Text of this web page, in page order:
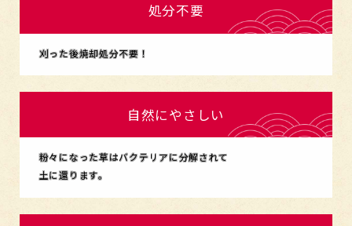
処分不要
刈った後焼却処分不要！
自然にやさしい
粉々になった草はバクテリアに分解されて
土に還ります。